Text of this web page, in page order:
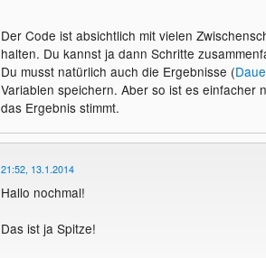
19
20
21
22
23
24
25
26
27
28
30
32
35
'Stunden Anfang,
Dauer1 =
'Minuten Anfang,
Dauer2 =
'Ende in Minuten
'Annahme ist, dass
Ende = Dauer1 * 60 +
'Dauer vormittag in
Dauer = Ende - Anfang
Dauer_Stunden =
Der Code ist absichtlich mit vielen
halten. Du kannst ja dann Schritte
Du musst natürlich auch die Ergebnisse (
Variablen speichern. Aber so ist es einfacher
das Ergebnis stimmt.
21:52, 13.1.2014
Hallo nochmal!
Das ist ja Spitze!